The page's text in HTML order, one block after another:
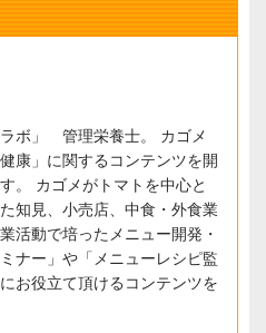
ボ」 管理栄養士。 カゴメ
康」に関するコンテンツを開
。 カゴメがトマトを中心と
知見、小売店、中食・外食業
活動で培ったメニュー開発・
ナー」や「メニューレシピ監
お役立て頂けるコンテンツを